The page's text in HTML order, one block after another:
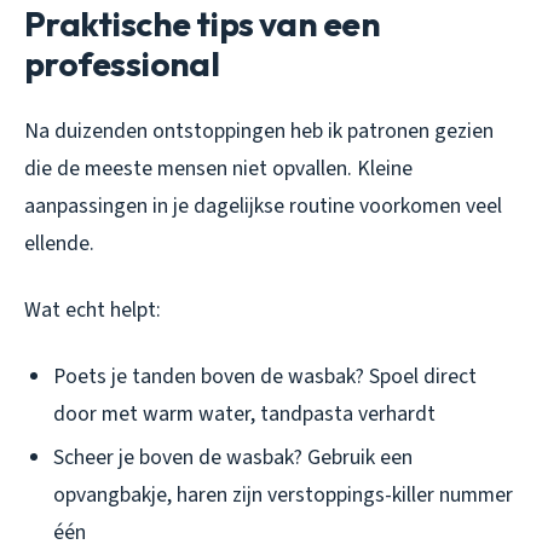
Praktische tips van een
professional
Na duizenden ontstoppingen heb ik patronen gezien
die de meeste mensen niet opvallen. Kleine
aanpassingen in je dagelijkse routine voorkomen veel
ellende.
Wat echt helpt:
Poets je tanden boven de wasbak? Spoel direct
door met warm water, tandpasta verhardt
Scheer je boven de wasbak? Gebruik een
opvangbakje, haren zijn verstoppings-killer nummer
één